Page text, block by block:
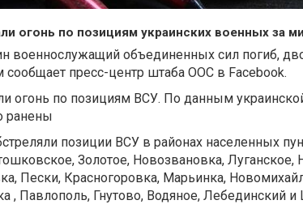
огонь по позициям украинских военных за
военнослужащий объединенных сил погиб,
сообщает пресс-центр штаба ООС в Facebook.
огонь по позициям ВСУ. По данным
ранены
позиции ВСУ в районах населенных
Золотое, Новозвановка, Луганское,
Пески, Красногоровка, Марьинка,
, Павлополь, Гнутово, Водяное, Лебединский